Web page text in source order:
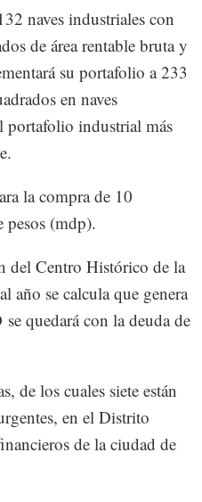
naves industriales con
de área rentable bruta y
su portafolio a 233
en naves
portafolio industrial más
la compra de 10
pesos (mdp).
del Centro Histórico de la
año se calcula que genera
quedará con la deuda de
de los cuales siete están
en el Distrito
de la ciudad de